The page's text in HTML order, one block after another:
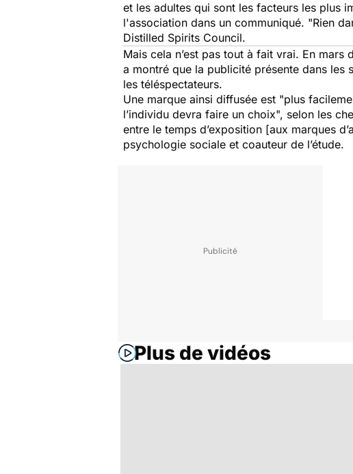
et les adultes qui sont les facteurs les plus
l'association dans un communiqué. "Rien
Distilled Spirits Council.
Mais cela n’est pas tout à fait vrai. En
a montré que la publicité présente dans les
les téléspectateurs.
Une marque ainsi diffusée est "plus
l’individu devra faire un choix", selon les
entre le temps d’exposition [aux marques
psychologie sociale et coauteur de l’étude.
Plus de vidéos